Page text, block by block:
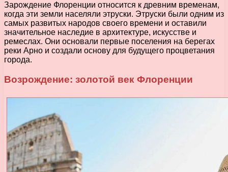
Зарождение Флоренции относится к древним временам,
когда эти земли населяли этруски. Этруски были одним из
самых развитых народов своего времени и оставили
значительное наследие в архитектуре, искусстве и
ремеслах. Они основали первые поселения на берегах
реки Арно и создали основу для будущего процветания
города.
Возрождение: золотой век Флоренции